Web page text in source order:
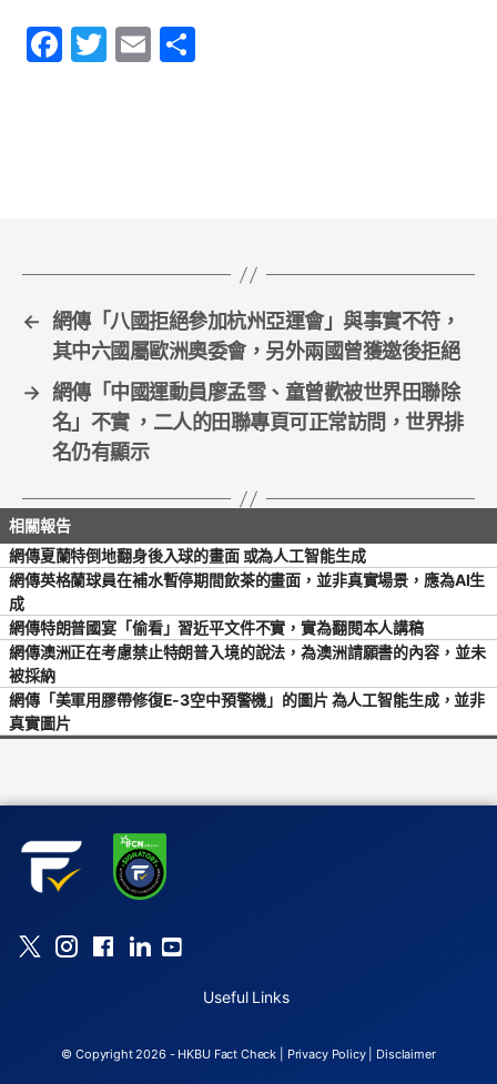
F
T
E
← 網傳「八國拒絕參加杭州亞運會」與事實不符，
其中六國屬歐洲奧委會，另外兩國曾獲邀後拒絕
→ 網傳「中國運動員廖孟雪、童曾歡被世界田聯除
名」不實 ，二人的田聯專頁可正常訪問，世界排
名仍有顯示
網傳夏蘭特倒地翻身後入球的畫面 或為人工智能生成
網傳英格蘭球員在補水暫停期間飲茶的畫面，並非真實場景，應為AI生
成
網傳特朗普國宴「偷看」習近平文件不實，實為翻閱本人講稿
網傳澳洲正在考慮禁止特朗普入境的說法，為澳洲請願書的內容，並未
被採納
網傳「美軍用膠帶修復E-3空中預警機」的圖片 為人工智能生成，並非
真實圖片
Useful Links
© Copyright 2026 - HKBU Fact Check | Privacy Policy| Disclaimer